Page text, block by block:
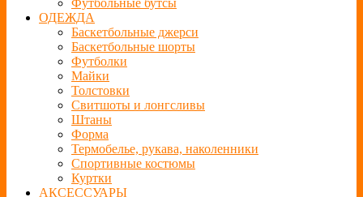
Футбольные бутсы
ОДЕЖДА
Баскетбольные джерси
Баскетбольные шорты
Футболки
Майки
Толстовки
Свитшоты и лонгсливы
Штаны
Форма
Термобелье, рукава, наколенники
Спортивные костюмы
Куртки
АКСЕССУАРЫ